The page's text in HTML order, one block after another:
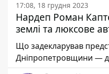
17:08, 18 грудня 2023
Нардеп Роман
землі та люксове
Що задекларував
Дніпропетровщини —